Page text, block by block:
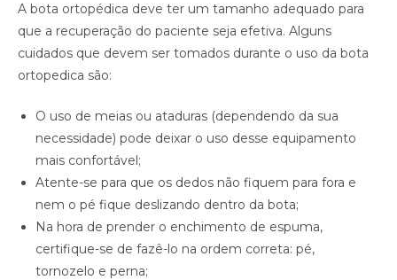
A bota ortopédica deve ter um tamanho adequado para
que a recuperação do paciente seja efetiva. Alguns
cuidados que devem ser tomados durante o uso da bota
ortopedica são:
O uso de meias ou ataduras (dependendo da sua
necessidade) pode deixar o uso desse equipamento
mais confortável;
Atente-se para que os dedos não fiquem para fora e
nem o pé fique deslizando dentro da bota;
Na hora de prender o enchimento de espuma,
certifique-se de fazê-lo na ordem correta: pé,
tornozelo e perna;